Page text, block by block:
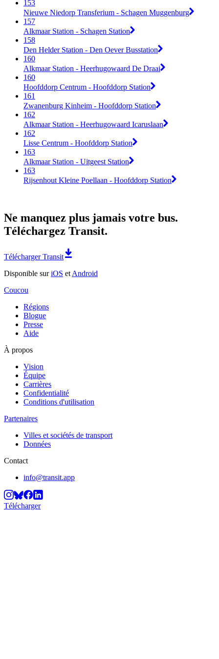
153
Nieuwe Niedorp Transferium - Schagen Muggenburg
157
Alkmaar Station - Schagen Station
158
Den Helder Station - Den Oever Busstation
160
Alkmaar Station - Heerhugowaard De Draai
160
Hoofddorp Centrum - Hoofddorp Station
161
Zwanenburg Kinheim - Hoofddorp Station
162
Alkmaar Station - Heerhugowaard Icaruslaan
162
Lisse Centrum - Hoofddorp Station
163
Alkmaar Station - Uitgeest Station
163
Rijsenhout Kleine Poellaan - Hoofddorp Station
Ne manquez plus jamais votre bus.
Téléchargez Transit.
Télécharger Transit
Disponible suriOS et Android
Coucou
Régions
Blogue
Presse
Aide
À propos
Vision
Équipe
Carrières
Confidentialité
Conditions d'utilisation
Partenaires
Villes et sociétés de transport
Données
Contact
info@transit.app
Télécharger